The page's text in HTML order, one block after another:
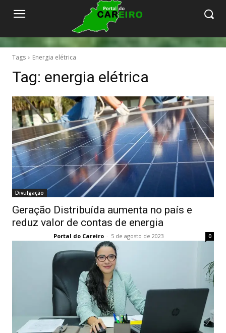
Tags Energia elétrica
Tag: energia elétrica
Divulgação
Geração Distribuída aumenta no país e
reduz valor de contas de energia
Portal do Careiro - 5 de agosto de 2023 0